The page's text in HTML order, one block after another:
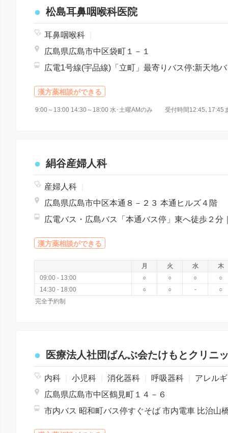
松島耳鼻咽喉科医院
耳鼻咽喉科
広島県広島市中区袋町１－１
広電1号
漢方薬相談ができる
9:00～13:00 14:30～18:00 水･土曜AMのみ 受付時間12:45､
絹谷産婦人科
産婦人科
広島県広島市中区本通８－２３ 本通ヒルズ４階
漢方薬相談ができる
月 火 水
木
09:00 - 13:00
○ ○ ○
○
14:30 - 18:00
○ ○ -
○
完全予約制
医療法人社団ばんぶ会たけもとクリニ
内科 小児科 消化器科 呼吸器科
アレルギー科
広島県広島市中区鶴見町１４－６